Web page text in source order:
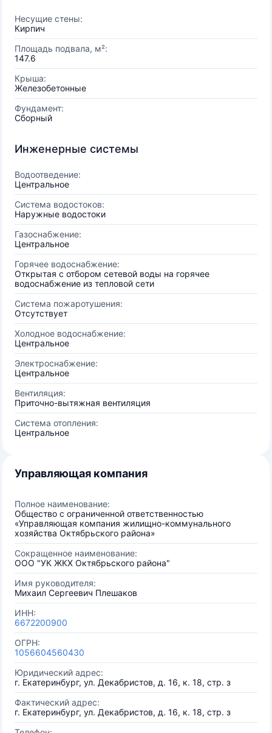
Несущие стены:
Кирпич
Площадь подвала, м²:
147.6
Крыша:
Железобетонные
Фундамент:
Сборный
Инженерные системы
Водоотведение:
Центральное
Система водостоков:
Наружные водостоки
Газоснабжение:
Центральное
Горячее водоснабжение:
Открытая с отбором сетевой воды на горячее
водоснабжение из тепловой сети
Система пожаротушения:
Отсутствует
Холодное водоснабжение:
Центральное
Электроснабжение:
Центральное
Вентиляция:
Приточно-вытяжная вентиляция
Система отопления:
Центральное
Управляющая компания
Полное наименование:
Общество с ограниченной ответственностью
«Управляющая компания жилищно-коммунального
хозяйства Октябрьского района»
Сокращенное наименование:
ООО "УК ЖКХ Октябрьского района"
Имя руководителя:
Михаил Сергеевич Плешаков
ИНН:
6672200900
ОГРН:
1056604560430
Юридический адрес:
г. Екатеринбург, ул. Декабристов, д. 16, к. 18, стр. з
Фактический адрес:
г. Екатеринбург, ул. Декабристов, д. 16, к. 18, стр. з